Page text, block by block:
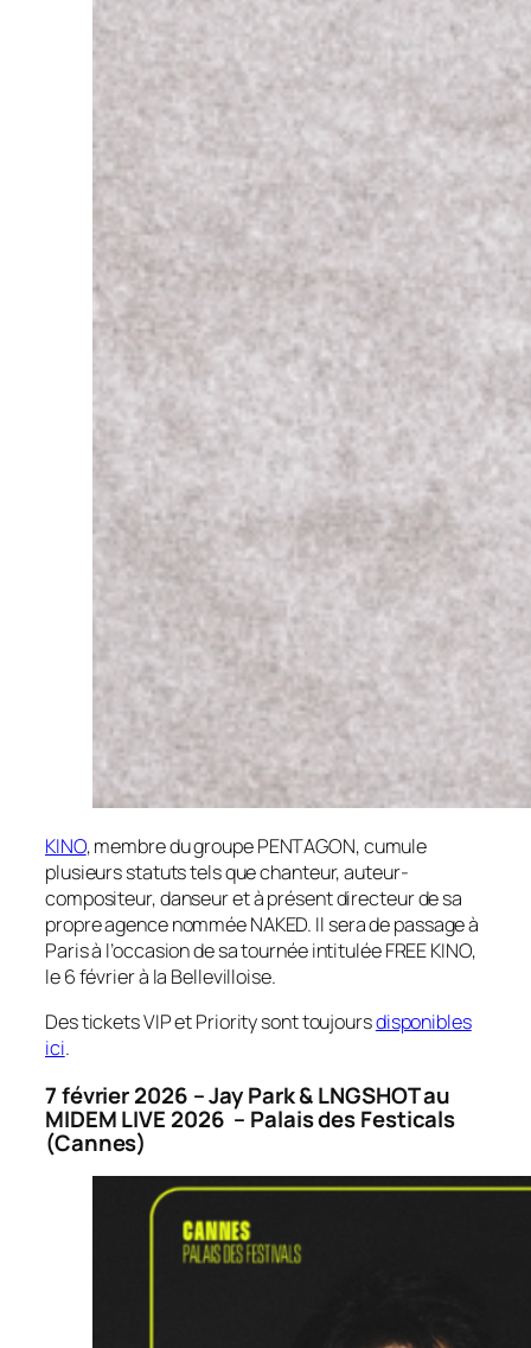
KINO, membre du groupe PENTAGON, cumule
plusieurs statuts tels que chanteur, auteur-
compositeur, danseur et à présent directeur de sa
propre agence nommée NAKED. Il sera de passage à
Paris à l’occasion de sa tournée intitulée FREE KINO,
le 6 février à la Bellevilloise.
Des tickets VIP et Priority sont toujoursdisponibles
ici.
7 février 2026 – Jay Park & LNGSHOT au
MIDEM LIVE 2026 – Palais des Festicals
(Cannes)